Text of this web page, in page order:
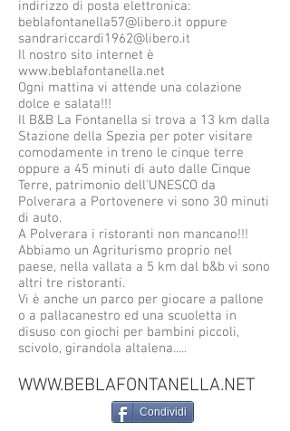
indirizzo di posta elettronica:
beblafontanella57@libero.it oppure
sandrariccardi1962@libero.it
Il nostro sito internet è
www.beblafontanella.net
Ogni mattina vi attende una colazione
dolce e salata!!!
Il B&B La Fontanella si trova a 13 km dalla
Stazione della Spezia per poter visitare
comodamente in treno le cinque terre
oppure a 45 minuti di auto dalle Cinque
Terre, patrimonio dell'UNESCO da
Polverara a Portovenere vi sono 30 minuti
di auto.
A Polverara i ristoranti non mancano!!!
Abbiamo un Agriturismo proprio nel
paese, nella vallata a 5 km dal b&b vi sono
altri tre ristoranti.
Vi è anche un parco per giocare a pallone
o a pallacanestro ed una scuoletta in
disuso con giochi per bambini piccoli,
scivolo, girandola altalena.....
WWW.BEBLAFONTANELLA.NET
Condividi